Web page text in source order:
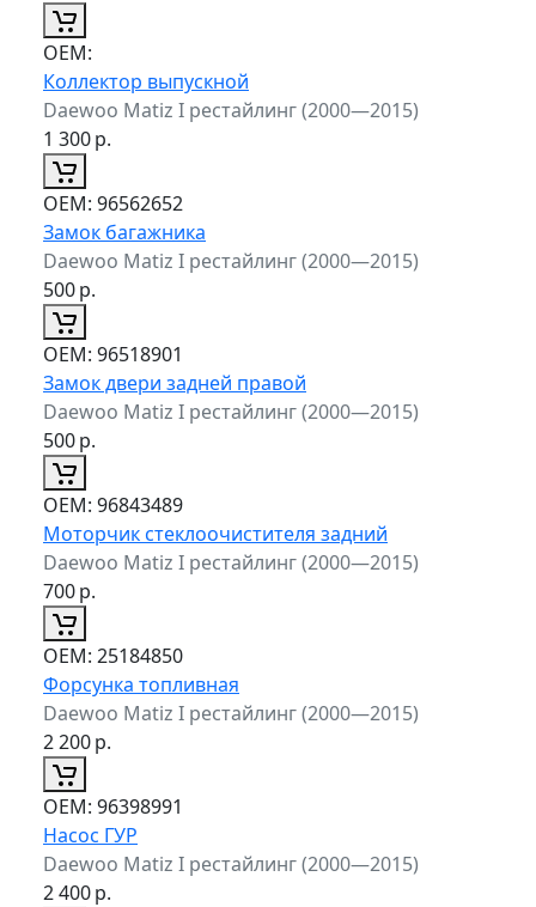
ОЕМ:
Коллектор выпускной
Daewoo Matiz I рестайлинг (2000—2015)
1 300р.
ОЕМ: 96562652
Замок багажника
Daewoo Matiz I рестайлинг (2000—2015)
500р.
ОЕМ: 96518901
Замок двери задней правой
Daewoo Matiz I рестайлинг (2000—2015)
500р.
ОЕМ: 96843489
Моторчик стеклоочистителя задний
Daewoo Matiz I рестайлинг (2000—2015)
700р.
ОЕМ: 25184850
Форсунка топливная
Daewoo Matiz I рестайлинг (2000—2015)
2 200р.
ОЕМ: 96398991
Насос ГУР
Daewoo Matiz I рестайлинг (2000—2015)
2 400р.